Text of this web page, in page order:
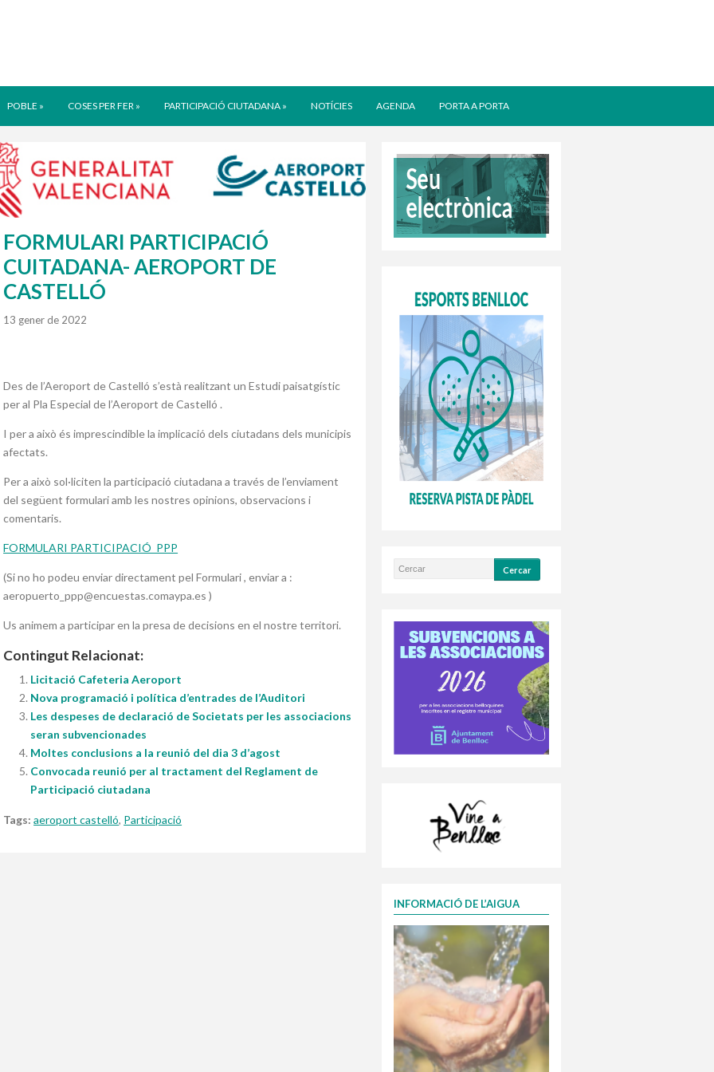
POBLE » COSES PER FER » PARTICIPACIÓ CIUTADANA » NOTÍCIES AGENDA PORTA A PORTA
FORMULARI PARTICIPACIÓ
CUITADANA- AEROPORT DE
CASTELLÓ
13 gener de 2022
Des de l’Aeroport de Castelló s’està realitzant un Estudi paisatgístic
per al Pla Especial de l’Aeroport de Castelló .
I per a això és imprescindible la implicació dels ciutadans dels municipis
afectats.
Per a això sol·liciten la participació ciutadana a través de l’enviament
del següent formulari amb les nostres opinions, observacions i
comentaris.
FORMULARI PARTICIPACIÓ_PPP
(Si no ho podeu enviar directament pel Formulari , enviar a :
aeropuerto_ppp@encuestas.comaypa.es )
Us animem a participar en la presa de decisions en el nostre territori.
Contingut Relacionat:
Licitació Cafeteria Aeroport
Nova programació i política d’entrades de l’Auditori
Les despeses de declaració de Societats per les associacions
seran subvencionades
Moltes conclusions a la reunió del dia 3 d’agost
Convocada reunió per al tractament del Reglament de
Participació ciutadana
Tags: aeroport castelló, Participació
INFORMACIÓ DE L’AIGUA